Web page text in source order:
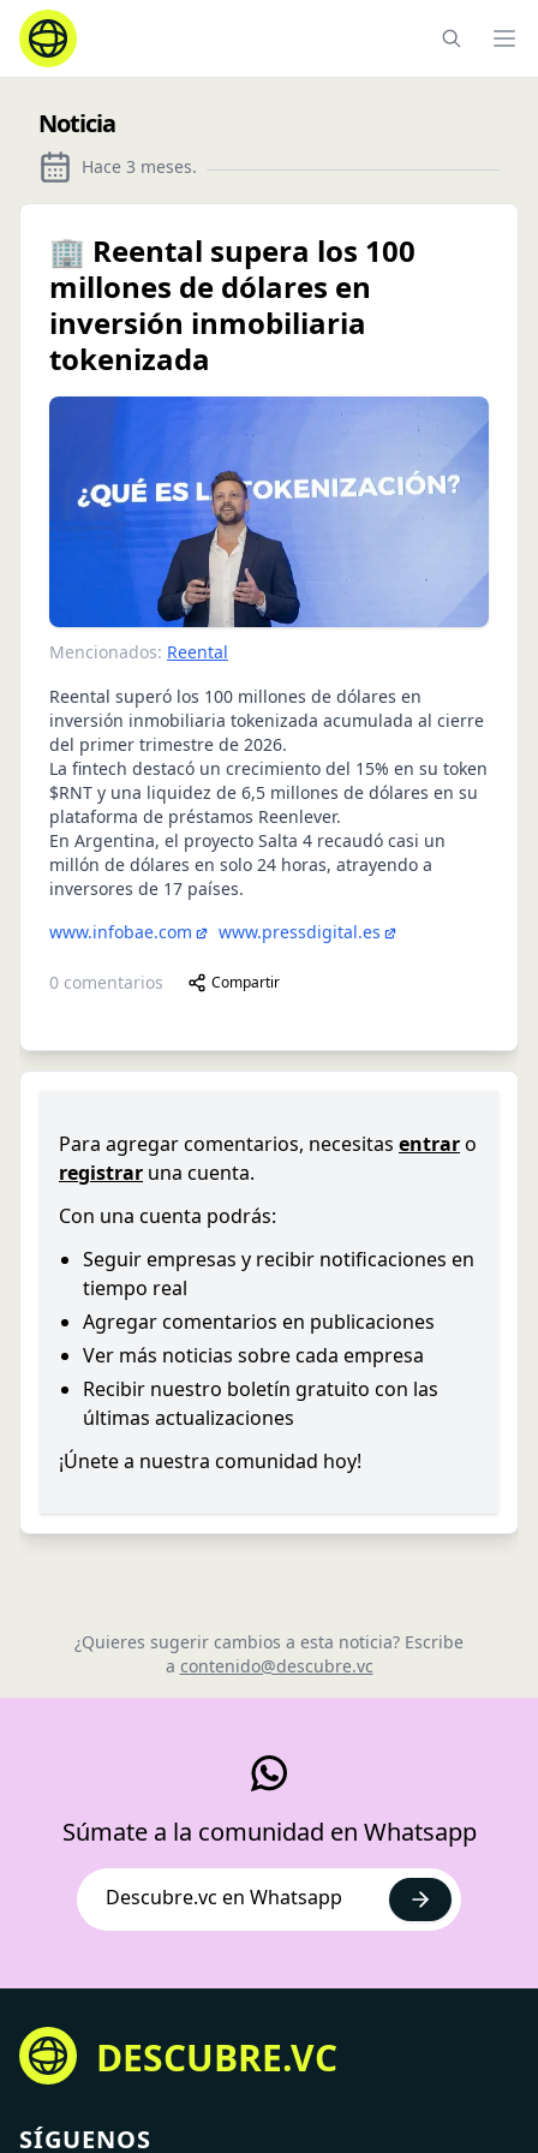
Noticia
Hace 3 meses.
🏢 Reental supera los 100
millones de dólares en
inversión inmobiliaria
tokenizada
Mencionados: Reental
Reental superó los 100 millones de dólares en
inversión inmobiliaria tokenizada acumulada al cierre
del primer trimestre de 2026.
La fintech destacó un crecimiento del 15% en su token
$RNT y una liquidez de 6,5 millones de dólares en su
plataforma de préstamos Reenlever.
En Argentina, el proyecto Salta 4 recaudó casi un
millón de dólares en solo 24 horas, atrayendo a
inversores de 17 países.
www.infobae.com
www.pressdigital.es
0 comentarios Compartir
Para agregar comentarios, necesitas entraro
registrar una cuenta.
Con una cuenta podrás:
Seguir empresas y recibir notificaciones en
tiempo real
Agregar comentarios en publicaciones
Ver más noticias sobre cada empresa
Recibir nuestro boletín gratuito con las
últimas actualizaciones
¡Únete a nuestra comunidad hoy!
¿Quieres sugerir cambios a esta noticia? Escribe
a contenido@descubre.vc
Súmate a la comunidad en Whatsapp
Descubre.vc en Whatsapp
DESCUBRE.VC
SÍGUENOS